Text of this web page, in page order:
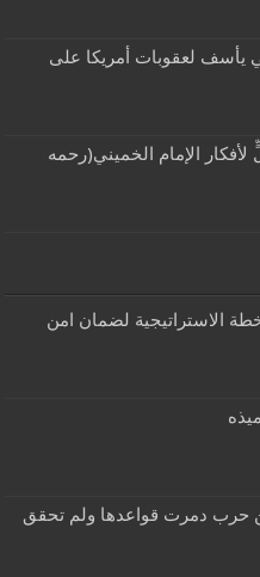
يأسف لعقوبات أمريكا على
الإمام الخميني(رحمه
الاستراتيجية لضمان امن
حرب دمرت قواعدها ولم تحقق